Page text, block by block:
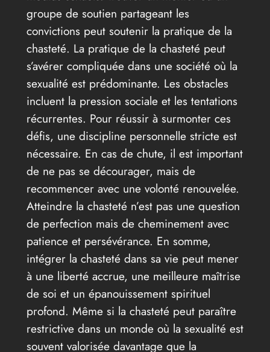
groupe de soutien partageant les
convictions peut soutenir la pratique de la
chasteté. La pratique de la chasteté peut
s’avérer compliquée dans une société où la
sexualité est prédominante. Les obstacles
incluent la pression sociale et les tentations
récurrentes. Pour réussir à surmonter ces
défis, une discipline personnelle stricte est
nécessaire. En cas de chute, il est important
de ne pas se décourager, mais de
recommencer avec une volonté renouvelée.
Atteindre la chasteté n’est pas une question
de perfection mais de cheminement avec
patience et persévérance. En somme,
intégrer la chasteté dans sa vie peut mener
à une liberté accrue, une meilleure maîtrise
de soi et un épanouissement spirituel
profond. Même si la chasteté peut paraître
restrictive dans un monde où la sexualité est
souvent valorisée davantage que la